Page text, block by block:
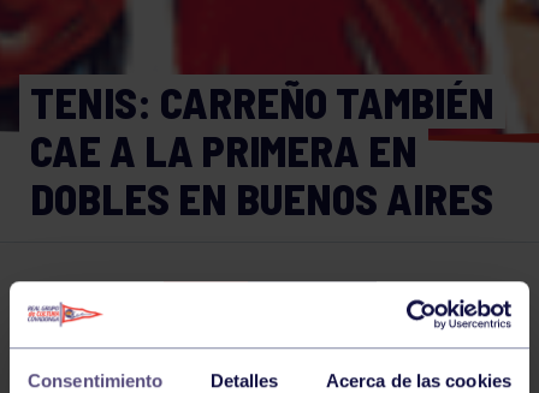
Consentimiento Detalles Acerca de las cookies
TENIS: CARREÑO TAMBIÉN
CAE A LA PRIMERA EN
DOBLES EN BUENOS AIRES